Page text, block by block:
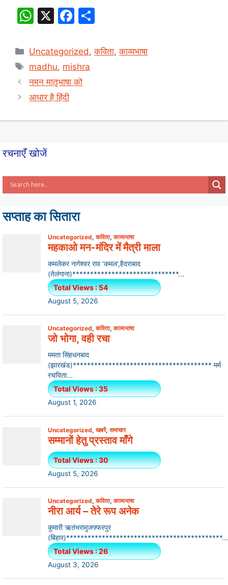
W
at
s
A
p
X
F
c
e
b
ar
Categories
Uncategorized ,कविता,काव्यभाषा
Tags
madhu, mishra
नमन मातृभाषा को
आधार है हिंदी
रचनाएँ खोजें
सप्ताह का सितारा